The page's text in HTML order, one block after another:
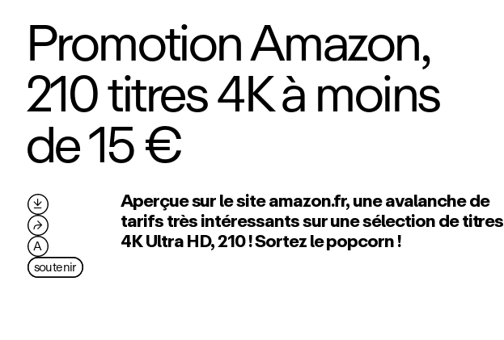
Promotion Amazon,
210 titres 4K à moins
de 15 €
Aperçue sur le site amazon.fr, une avalanche de
tarifs très intéressants sur une sélection de titres
4K Ultra HD, 210 ! Sortez le popcorn !

⮫
A
soutenir